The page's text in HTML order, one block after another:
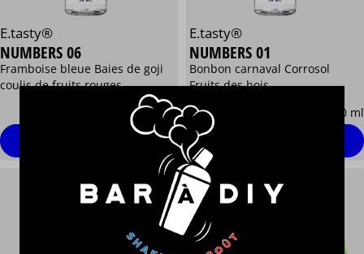
E.tasty®
NUMBERS 06
Framboise bleue Baies de goji
coulis de fruits rouges
13,90 € / 50 ml
E.tasty®
NUMBERS 01
Bonbon carnaval Corrosol
Fruits des bois
/ 50 ml